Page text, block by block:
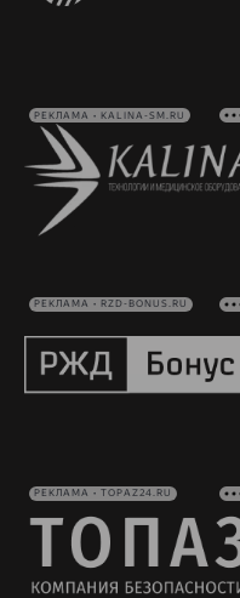
РЕКЛАМА • KALINA-SM.RU
РЕКЛАМА • RZD-BONUS.RU
РЕКЛАМА • TOPAZ24.RU